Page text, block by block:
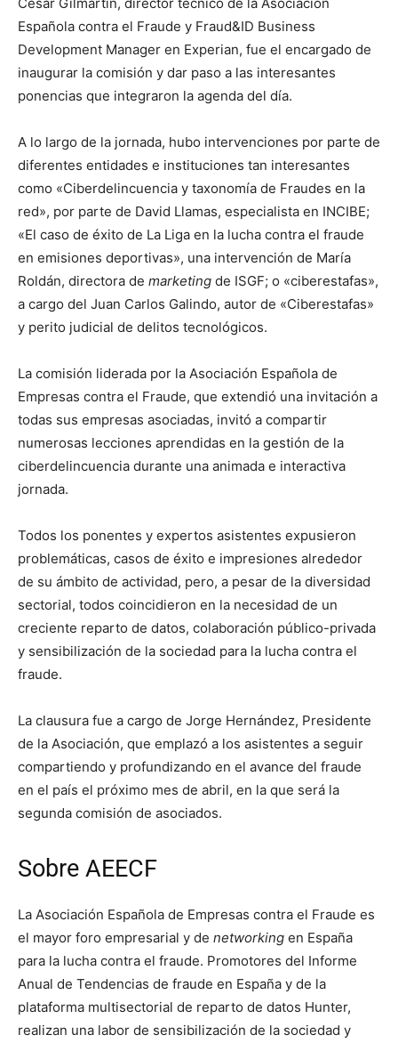
Española contra el Fraude y Fraud&ID Business
Development Manager en Experian, fue el encargado de
inaugurar la comisión y dar paso a las interesantes
ponencias que integraron la agenda del día.
A lo largo de la jornada, hubo intervenciones por parte de
diferentes entidades e instituciones tan interesantes
como «Ciberdelincuencia y taxonomía de Fraudes en la
red», por parte de David Llamas, especialista en INCIBE;
«El caso de éxito de La Liga en la lucha contra el fraude
en emisiones deportivas», una intervención de María
Roldán, directora de marketing de ISGF; o «ciberestafas»,
a cargo del Juan Carlos Galindo, autor de «Ciberestafas»
y perito judicial de delitos tecnológicos.
La comisión liderada por la Asociación Española de
Empresas contra el Fraude, que extendió una invitación a
todas sus empresas asociadas, invitó a compartir
numerosas lecciones aprendidas en la gestión de la
ciberdelincuencia durante una animada e interactiva
jornada.
Todos los ponentes y expertos asistentes expusieron
problemáticas, casos de éxito e impresiones alrededor
de su ámbito de actividad, pero, a pesar de la diversidad
sectorial, todos coincidieron en la necesidad de un
creciente reparto de datos, colaboración público-privada
y sensibilización de la sociedad para la lucha contra el
fraude.
La clausura fue a cargo de Jorge Hernández, Presidente
de la Asociación, que emplazó a los asistentes a seguir
compartiendo y profundizando en el avance del fraude
en el país el próximo mes de abril, en la que será la
segunda comisión de asociados.
Sobre AEECF
La Asociación Española de Empresas contra el Fraude es
el mayor foro empresarial y de networking en España
para la lucha contra el fraude. Promotores del Informe
Anual de Tendencias de fraude en España y de la
plataforma multisectorial de reparto de datos Hunter,
realizan una labor de sensibilización de la sociedad y